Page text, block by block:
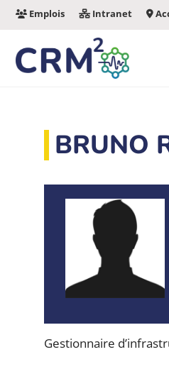
Aller
contenu
Emplois Intranet
BRUNO
Gestionnaire